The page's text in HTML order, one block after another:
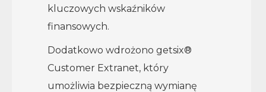
kluczowych wskaźników
finansowych.
Dodatkowo wdrożono getsix®
Customer Extranet, który
umożliwia bezpieczną wymianę